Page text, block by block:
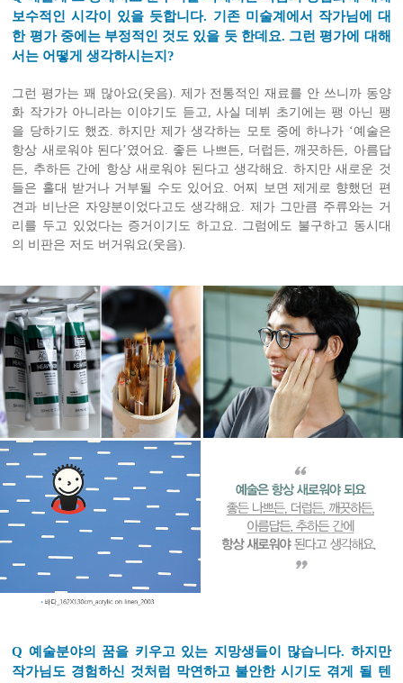
보수적인 시각이 있을 듯합니다. 기존 미술계에서 작가님에 대
한 평가 중에는 부정적인 것도 있을 듯 한데요. 그런 평가에 대해
서는 어떻게 생각하시는지?
그런 평가는 꽤 많아요(웃음). 제가 전통적인 재료를 안 쓰니까 동양
화 작가가 아니라는 이야기도 듣고, 사실 데뷔 초기에는 팽 아닌 팽
을 당하기도 했죠. 하지만 제가 생각하는 모토 중에 하나가 ‘예술은
항상 새로워야 된다’였어요. 좋든 나쁘든, 더럽든, 깨끗하든, 아름답
든, 추하든 간에 항상 새로워야 된다고 생각해요. 하지만 새로운 것
들은 홀대 받거나 거부될 수도 있어요. 어찌 보면 제게로 향했던 편
견과 비난은 자양분이었다고도 생각해요. 제가 그만큼 주류와는 거
리를 두고 있었다는 증거이기도 하고요. 그럼에도 불구하고 동시대
의 비판은 저도 버거워요(웃음).
Q 예술분야의 꿈을 키우고 있는 지망생들이 많습니다. 하지만
작가님도 경험하신 것처럼 막연하고 불안한 시기도 겪게 될 텐